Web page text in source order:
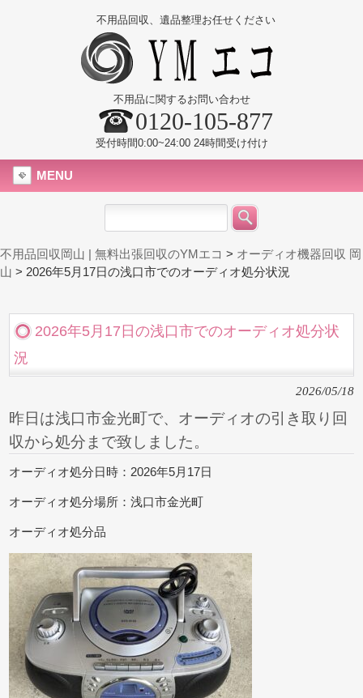
不用品回収、遺品整理お任せください
不用品に関するお問い合わせ
0120-105-877
受付時間0:00~24:00 24時間受け付け
MENU
不用品回収岡山 | 無料出張回収のYMエコ > オーディオ機器回収 岡
山 > 2026年5月17日の浅口市でのオーディオ処分状況
2026年5月17日の浅口市でのオーディオ処分状
況
2026/05/18
昨日は浅口市金光町で、オーディオの引き取り回
収から処分まで致しました。
オーディオ処分日時：2026年5月17日
オーディオ処分場所：浅口市金光町
オーディオ処分品